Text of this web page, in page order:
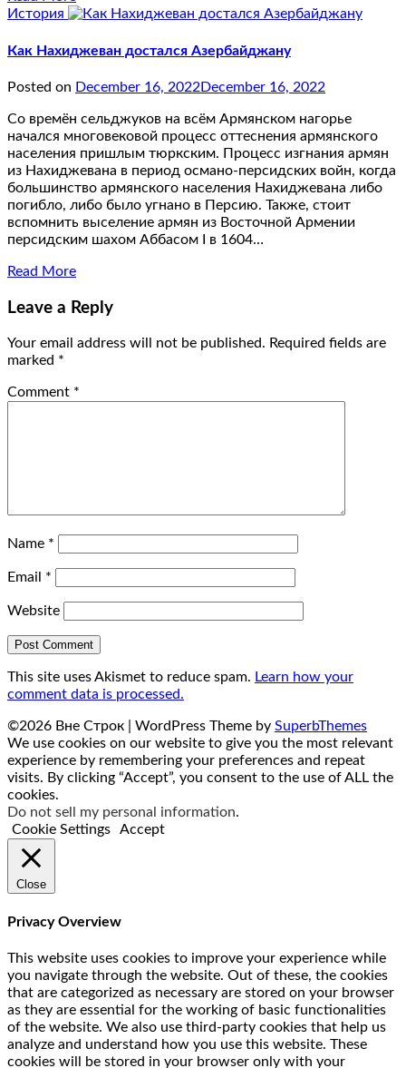
История
Как Нахиджеван достался Азербайджану
Posted on December 16, 2022December 16, 2022
Со времён сельджуков на всём Армянском нагорье
начался многовековой процесс оттеснения армянского
населения пришлым тюркским. Процесс изгнания армян
из Нахиджевана в период османо-персидских войн, когда
большинство армянского населения Нахиджевана либо
погибло, либо было угнано в Персию. Также, стоит
вспомнить выселение армян из Восточной Армении
персидским шахом Аббасом I в 1604…
Read More
Leave a Reply
Your email address will not be published. Required fields are
marked *
Comment *
Name *
Email *
Website
This site uses Akismet to reduce spam. Learn how your
comment data is processed.
©2026 Вне Строк | WordPress Theme by SuperbThemes
We use cookies on our website to give you the most relevant
experience by remembering your preferences and repeat
visits. By clicking “Accept”, you consent to the use of ALL the
cookies.
Do not sell my personal information.
Cookie Settings
Accept
Close
Privacy Overview
This website uses cookies to improve your experience while
you navigate through the website. Out of these, the cookies
that are categorized as necessary are stored on your browser
as they are essential for the working of basic functionalities
of the website. We also use third-party cookies that help us
analyze and understand how you use this website. These
cookies will be stored in your browser only with your